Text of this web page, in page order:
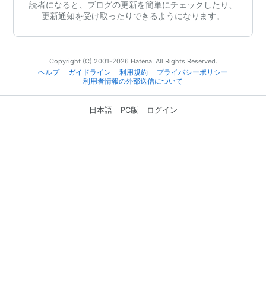
読者になると、ブログの更新を簡単にチェックしたり、
更新通知を受け取ったりできるようになります。
Copyright (C) 2001-2026 Hatena. All Rights Reserved.
ヘルプ
ガイドライン 利用規約
プライバシーポリシー
利用者情報の外部送信について
日本語 PC版 ログイン